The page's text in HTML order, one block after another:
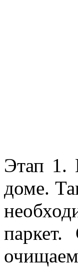
Этап 1.
доме.